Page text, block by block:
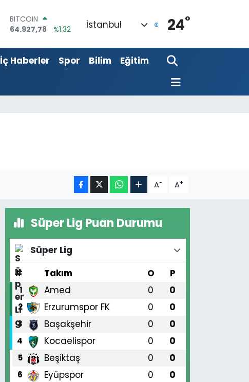
DOLAR
47,5971
%0.05
55,1336
%0.18
STERLİN
İstanbul 24°
İç Haberler Spor Bilim
Eğitim
A- A+
Süper Lig Puan Durumu
Süper Lig
#
Takım O P
1 Amed 0 0
2 Erzurumspor FK 0 0
3 Başakşehir 0 0
4 Kocaelispor 0 0
5 Beşiktaş 0 0
6 Eyüpspor 0 0